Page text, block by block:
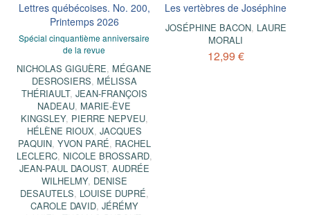
Lettres québécoises. No. 200,
Printemps 2026
Spécial cinquantième anniversaire
de la revue
NICHOLAS GIGUÈRE, MÉGANE
DESROSIERS, MÉLISSA
THÉRIAULT, JEAN-FRANÇOIS
NADEAU, MARIE-ÈVE
KINGSLEY, PIERRE NEPVEU,
HÉLÈNE RIOUX, JACQUES
PAQUIN, YVON PARÉ, RACHEL
LECLERC, NICOLE BROSSARD,
JEAN-PAUL DAOUST, AUDRÉE
WILHELMY, DENISE
DESAUTELS, LOUISE DUPRÉ,
CAROLE DAVID, JÉRÉMY
Les vertèbres de Joséphine
JOSÉPHINE BACON, LAURE
MORALI
12,99 €